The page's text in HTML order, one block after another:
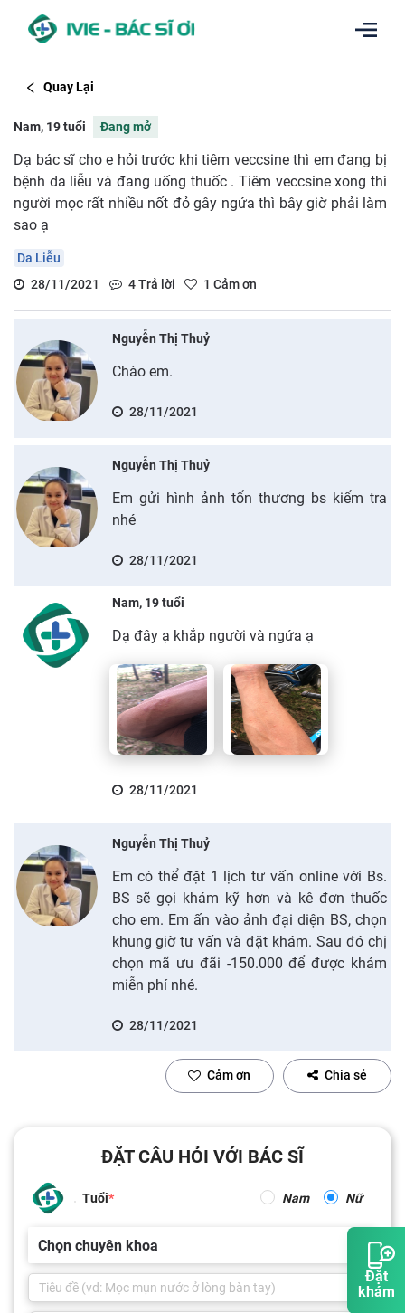
Đặt
khám
Quay Lại
Nam, 19 tuổi Đang mở
Dạ bác sĩ cho e hỏi trước khi tiêm veccsine thì em đang bị
bệnh da liễu và đang uống thuốc . Tiêm veccsine xong thì
người mọc rất nhiều nốt đỏ gây ngứa thì bây giờ phải làm
sao ạ
Da Liễu
28/11/2021
4Trả lời 1 Cảm ơn
Nguyễn Thị Thuỷ
Chào em.
28/11/2021
Nguyễn Thị Thuỷ
Em gửi hình ảnh tổn thương bs kiểm tra
nhé
28/11/2021
Nam, 19 tuổi
Dạ đây ạ khắp người và ngứa ạ
28/11/2021
Nguyễn Thị Thuỷ
Em có thể đặt 1 lịch tư vấn online với Bs.
BS sẽ gọi khám kỹ hơn và kê đơn thuốc
cho em. Em ấn vào ảnh đại diện BS, chọn
khung giờ tư vấn và đặt khám. Sau đó chị
chọn mã ưu đãi -150.000 để được khám
miễn phí nhé.
28/11/2021
Cảm ơn Chia sẻ
ĐẶT CÂU HỎI VỚI BÁC SĨ
Tuổi Nam Nữ
Chọn chuyên khoa